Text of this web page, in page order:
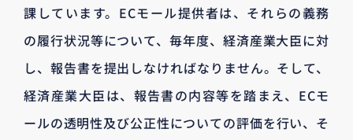
課しています。ECモール提供者は、それらの義務
の履行状況等について、毎年度、経済産業大臣に対
し、報告書を提出しなければなりません。そして、
経済産業大臣は、報告書の内容等を踏まえ、ECモ
ールの透明性及び公正性についての評価を行い、そ